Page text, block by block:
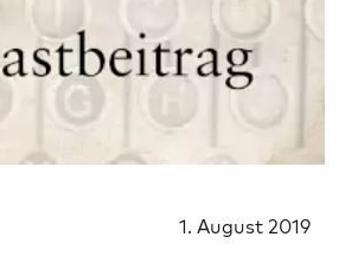
1. August 2019